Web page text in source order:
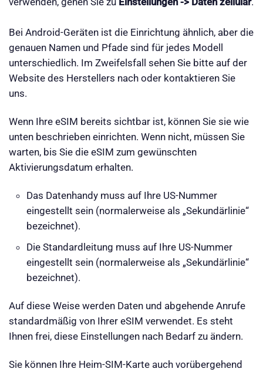
Bei Android-Geräten ist die Einrichtung ähnlich, aber die
genauen Namen und Pfade sind für jedes Modell
unterschiedlich. Im Zweifelsfall sehen Sie bitte auf der
Website des Herstellers nach oder kontaktieren Sie
uns.
Wenn Ihre eSIM bereits sichtbar ist, können Sie sie wie
unten beschrieben einrichten. Wenn nicht, müssen Sie
warten, bis Sie die eSIM zum gewünschten
Aktivierungsdatum erhalten.
Das Datenhandy muss auf Ihre US-Nummer
eingestellt sein (normalerweise als „Sekundärlinie“
bezeichnet).
Die Standardleitung muss auf Ihre US-Nummer
eingestellt sein (normalerweise als „Sekundärlinie“
bezeichnet).
Auf diese Weise werden Daten und abgehende Anrufe
standardmäßig von Ihrer eSIM verwendet. Es steht
Ihnen frei, diese Einstellungen nach Bedarf zu ändern.
Sie können Ihre Heim-SIM-Karte auch vorübergehend